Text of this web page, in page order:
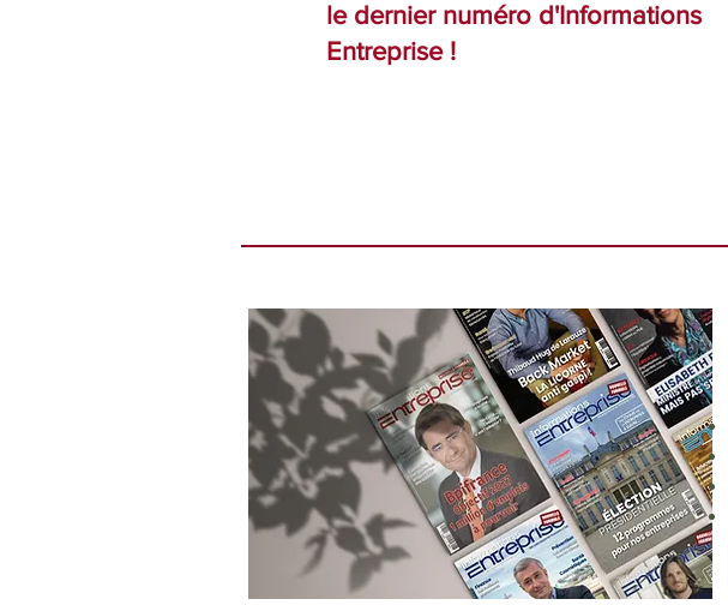
le dernier numéro d'Informations
Entreprise !